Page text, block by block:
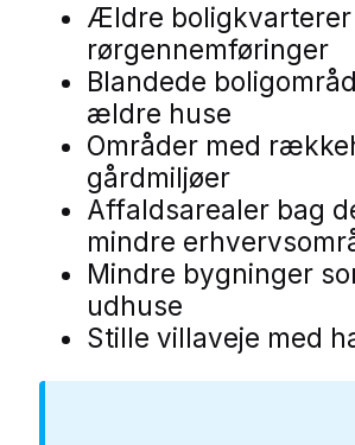
Ældre boligkvarterer
rørgennemføringer
Blandede
ældre huse
Områder med
gårdmiljøer
Affaldsarealer bag
mindre
Mindre bygninger
udhuse
Stille villaveje med